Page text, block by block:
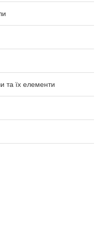
та їх елементи
30.2 X 106.3 L=155мм +
(DRIVESHAFT